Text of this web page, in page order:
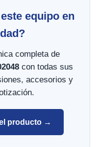
equipo en
completa de
con todas sus
accesorios y
producto →